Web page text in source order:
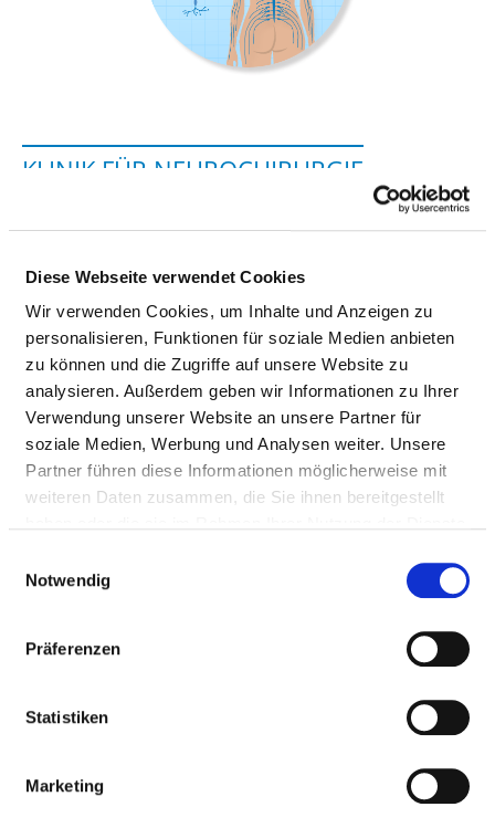
Diese Webseite verwendet Cookies
Wir verwenden Cookies, um Inhalte und Anzeigen zu
personalisieren, Funktionen für soziale Medien anbieten
zu können und die Zugriffe auf unsere Website zu
analysieren. Außerdem geben wir Informationen zu Ihrer
Verwendung unserer Website an unsere Partner für
soziale Medien, Werbung und Analysen weiter. Unsere
Partner führen diese Informationen möglicherweise mit
weiteren Daten zusammen, die Sie ihnen bereitgestellt
Notwendig
Präferenzen
Statistiken
Marketing
KLINIK FÜR NEUROCHIRURGIE
Grafenstraße 9
64283 Darmstadt
Tel.:06151-107-8051
Fax: 06151-107-8054
Mail:ed.tdatsmrad-
mukinilk.liam@ykenteleg.netsrak
Mit Notfallambulanz
Anfahrt
https://klinikum-darmstadt.de/medizin-pflege/klini...
Ärztliche Leitung
Priv. Doz. Dr. med. Karsten Geletneky (Klinikdirektor)
Informationen und Leistungen der
FALLZAHLEN